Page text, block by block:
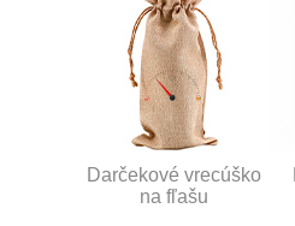
Darčekové vrecúško
na fľašu